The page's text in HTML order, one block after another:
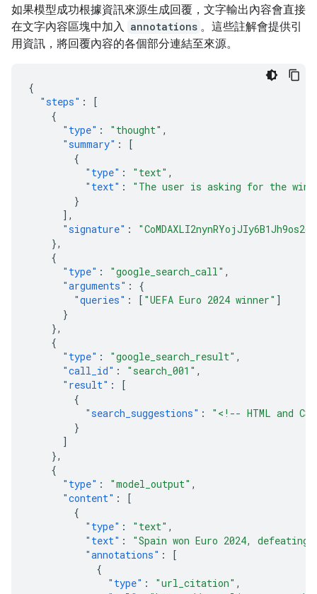
如果模型成功根據資訊來源生成回覆，文字輸出內容會直接
在文字內容區塊中加入
annotations 。這些註解會提供引
用資訊，將回覆內容的各個部分連結至來源。
{
"steps" :
[
{
"type" : "thought" ,
"summary" :
[
{
"type" : "text" ,
"text" :
"The user is asking for the
}
],
"signature" :
},
{
"type" : "google_search_call" ,
"arguments" :
{
"queries" : [ "UEFA Euro 2024 winner" ]
}
},
{
"type" : "google_search_result" ,
"call_id" : "search_001" ,
"result" :
[
{
"search_suggestions" :
"<!-- HTML and
}
]
},
{
"type" : "model_output" ,
"content" :
[
{
"type" : "text" ,
"text" :
"Spain won Euro 2024,
"annotations" :
[
{
"type" : "url_citation" ,